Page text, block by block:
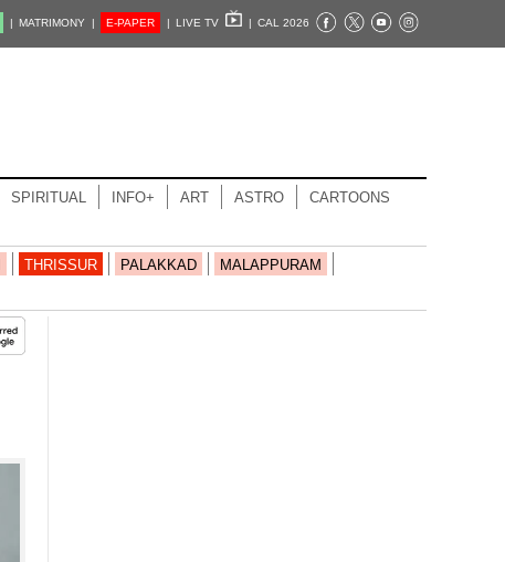
| MATRIMONY | E-PAPER | LIVE TV | CAL 2026
SPIRITUAL INFO+ ART ASTRO CARTOONS
THRISSUR PALAKKAD
MALAPPURAM